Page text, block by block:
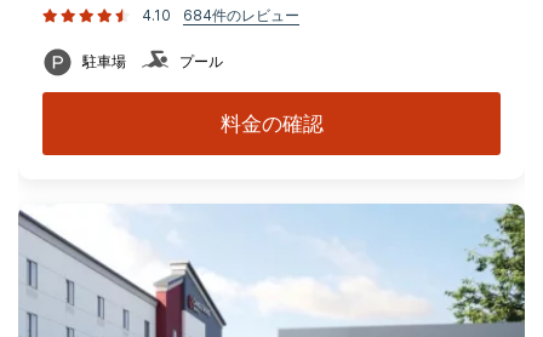
4.10
684件のレビュー
駐車場 プール
料金の確認